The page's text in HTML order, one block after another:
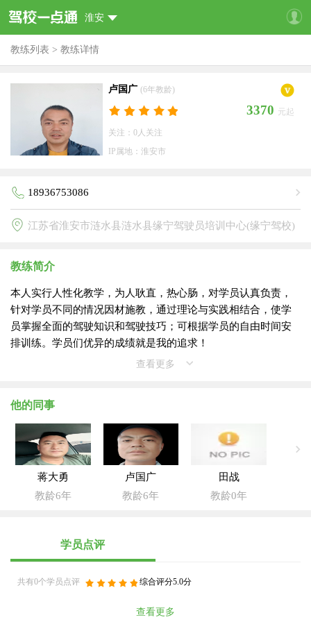
淮安
教练列表 > 教练详情
卢国广 (6年教龄)
3370 元起
关注：0人关注
IP属地：淮安市
18936753086
江苏省淮安市涟水县涟水县缘宁驾驶员培训中心(缘宁驾校)
教练简介
本人实行人性化教学，为人耿直，热心肠，对学员认真负责，
针对学员不同的情况因材施教，通过理论与实践相结合，使学
员掌握全面的驾驶知识和驾驶技巧；可根据学员的自由时间安
排训练。学员们优异的成绩就是我的追求！
查看更多
他的同事
蒋大勇
教龄6年
卢国广
教龄6年
田战
教龄0年
学员点评
共有0个学员点评 综合评分5.0分
查看更多